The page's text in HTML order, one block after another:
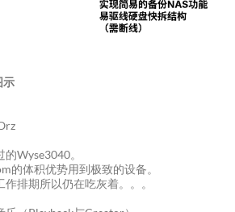
示
Wyse3040。
的体积优势用到极致的设备。
排期所以仍在吃灰着。。。